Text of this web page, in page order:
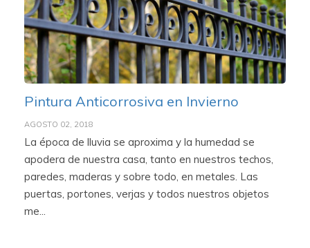
Pintura Anticorrosiva en Invierno
AGOSTO 02, 2018
La época de lluvia se aproxima y la humedad se
apodera de nuestra casa, tanto en nuestros techos,
paredes, maderas y sobre todo, en metales. Las
puertas, portones, verjas y todos nuestros objetos
me...